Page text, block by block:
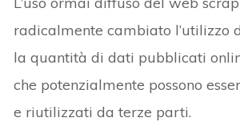
radicalmente cambiato l’utilizzo
la quantità di dati pubblicati
che potenzialmente possono
e riutilizzati da terze parti.